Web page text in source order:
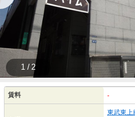
1 / 2
賃料 -
東武東上